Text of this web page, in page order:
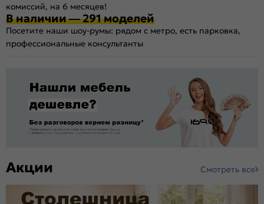
комиссий, на 6 месяцев!
В наличии — 291 моделей
Посетите наши шоу-румы: рядом с метро, есть парковка,
профессиональные консультанты
Акции Смотреть все